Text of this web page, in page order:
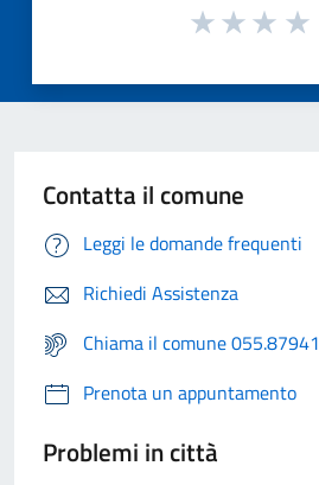
Contatta il comune
Leggi le domande frequenti
Richiedi Assistenza
Chiama il comune 055.87941
Prenota un appuntamento
Problemi in città